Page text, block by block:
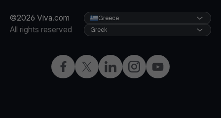
©2026 Viva.com
All rights reserved
Facebook
X LinkedInInstagramYouTube
Greece
Greek